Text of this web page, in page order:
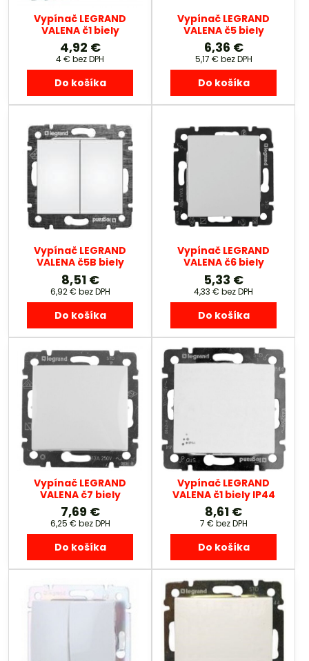
Vypínač LEGRAND
VALENA č1 biely
4,92 €
4 € bez DPH
Do košíka
Vypínač LEGRAND
VALENA č5 biely
6,36 €
5,17 € bez DPH
Do košíka
Vypínač LEGRAND
VALENA č5B biely
8,51 €
6,92 € bez DPH
Do košíka
Vypínač LEGRAND
VALENA č6 biely
5,33 €
4,33 € bez DPH
Do košíka
Vypínač LEGRAND
VALENA č7 biely
7,69 €
6,25 € bez DPH
Do košíka
Vypínač LEGRAND
VALENA č1 biely IP44
8,61 €
7 € bez DPH
Do košíka